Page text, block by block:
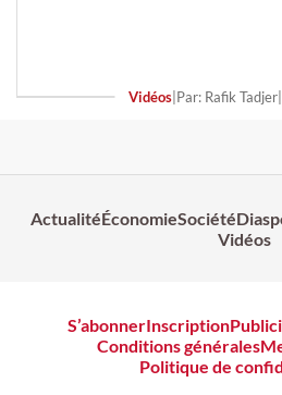
Vidéos| Par: Rafik Tadjer|
ActualitéÉconomieSociété
Vidéos
S’abonnerInscription
Conditions générales
Politique de